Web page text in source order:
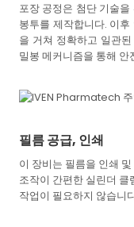
포장 공정은 첨단 기술
봉투를 제작합니다. 이
을 거쳐 정확하고 일관
밀봉 메커니즘을 통해
필름 공급, 인쇄
이 장비는 필름을 인쇄
조작이 간편한 실린더
작업이 필요하지 않습니